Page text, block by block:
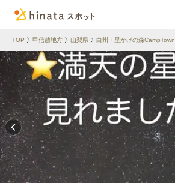
TOP 甲信越地方 山梨県 白州・星かげの森CampTown